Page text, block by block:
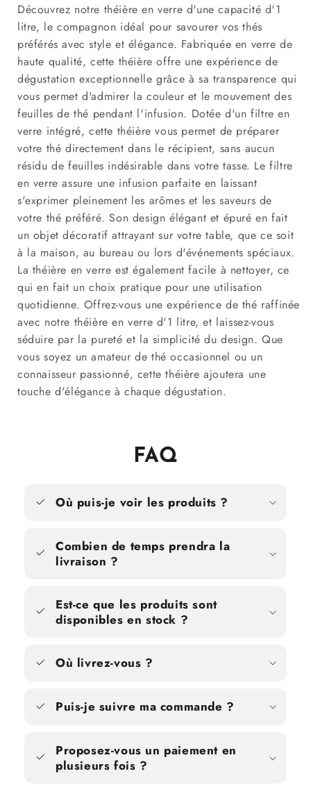
Découvrez notre théière en verre d'une capacité d'1
litre, le compagnon idéal pour savourer vos thés
préférés avec style et élégance. Fabriquée en verre de
haute qualité, cette théière offre une expérience de
dégustation exceptionnelle grâce à sa transparence qui
vous permet d'admirer la couleur et le mouvement des
feuilles de thé pendant l'infusion. Dotée d'un filtre en
verre intégré, cette théière vous permet de préparer
votre thé directement dans le récipient, sans aucun
résidu de feuilles indésirable dans votre tasse. Le filtre
en verre assure une infusion parfaite en laissant
s'exprimer pleinement les arômes et les saveurs de
votre thé préféré. Son design élégant et épuré en fait
un objet décoratif attrayant sur votre table, que ce soit
à la maison, au bureau ou lors d'événements spéciaux.
La théière en verre est également facile à nettoyer, ce
qui en fait un choix pratique pour une utilisation
quotidienne. Offrez-vous une expérience de thé raffinée
avec notre théière en verre d'1 litre, et laissez-vous
séduire par la pureté et la simplicité du design. Que
vous soyez un amateur de thé occasionnel ou un
connaisseur passionné, cette théière ajoutera une
touche d'élégance à chaque dégustation.
FAQ
Où puis-je voir les produits ?
Combien de temps prendra la
livraison ?
Est-ce que les produits sont
disponibles en stock ?
Où livrez-vous ?
Puis-je suivre ma commande ?
Proposez-vous un paiement en
plusieurs fois ?